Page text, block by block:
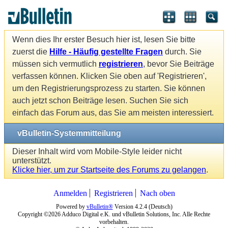
Wenn dies Ihr erster Besuch hier ist, lesen Sie bitte
zuerst die Hilfe - Häufig gestellte Fragen durch. Sie
müssen sich vermutlich registrieren, bevor Sie Beiträge
verfassen können. Klicken Sie oben auf 'Registrieren',
um den Registrierungsprozess zu starten. Sie können
auch jetzt schon Beiträge lesen. Suchen Sie sich
einfach das Forum aus, das Sie am meisten interessiert.
vBulletin-Systemmitteilung
Dieser Inhalt wird vom Mobile-Style leider nicht
unterstützt.
Klicke hier, um zur Startseite des Forums zu gelangen.
Anmelden Registrieren Nach oben
Powered by vBulletin®Version 4.2.4 (Deutsch)
Copyright ©2026 Adduco Digital e.K. und vBulletin Solutions, Inc. Alle Rechte
vorbehalten.